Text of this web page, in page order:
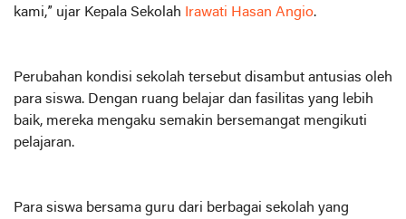
kami,” ujar Kepala Sekolah
Irawati Hasan Angio.
Perubahan kondisi sekolah tersebut disambut antusias oleh
para siswa. Dengan ruang belajar dan fasilitas yang lebih
baik, mereka mengaku semakin bersemangat mengikuti
pelajaran.
Para siswa bersama guru dari berbagai sekolah yang